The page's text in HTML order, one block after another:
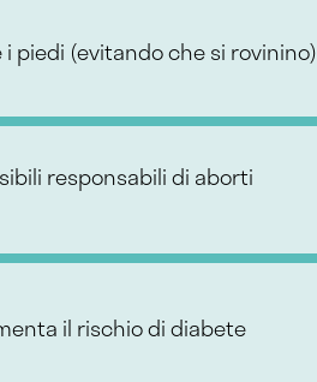
piedi (evitando che si rovinino)
responsabili di aborti
il rischio di diabete